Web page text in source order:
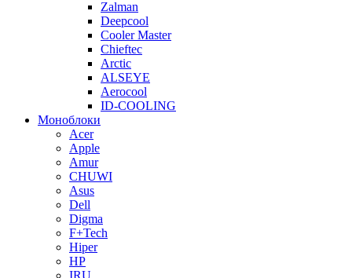
Zalman
Deepcool
Cooler Master
Chieftec
Arctic
ALSEYE
Aerocool
ID-COOLING
Моноблоки
Acer
Apple
Amur
CHUWI
Asus
Dell
Digma
F+Tech
Hiper
HP